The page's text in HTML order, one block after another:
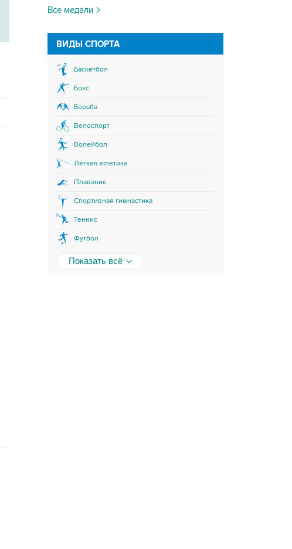
Все медали
ВИДЫ СПОРТА
Баскетбол
Бокс
Борьба
Велоспорт
Волейбол
Лёгкая атлетика
Плавание
Спортивная гимнастика
Теннис
Футбол
Показать всё